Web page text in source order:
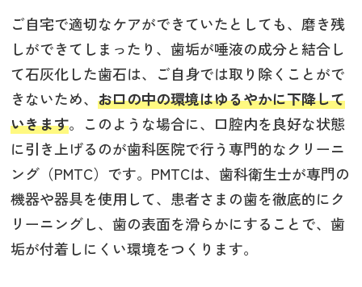
ご自宅で適切なケアができていたとしても、磨き残
しができてしまったり、歯垢が唾液の成分と結合し
て石灰化した歯石は、ご自身では取り除くことがで
きないため、 お口の中の環境はゆるやかに下降して
いきます。このような場合に、口腔内を良好な状態
に引き上げるのが歯科医院で行う専門的なクリーニ
ング（PMTC）です。PMTCは、歯科衛生士が専門の
機器や器具を使用して、患者さまの歯を徹底的にク
リーニングし、歯の表面を滑らかにすることで、歯
垢が付着しにくい環境をつくります。